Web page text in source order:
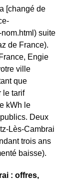
[changé de
suite
de France).
Engie
ville
que
le tarif
kWh le
Deux
Lès-Cambrai
trois ans
baisse).
: offres,